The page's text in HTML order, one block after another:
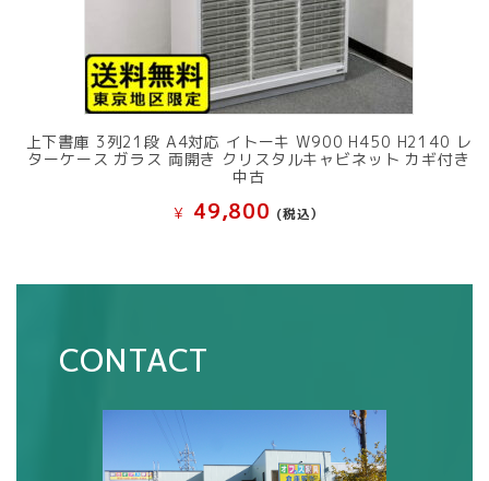
上下書庫 3列21段 A4対応 イトーキ W900 H450 H2140 レ
ターケース ガラス 両開き クリスタルキャビネット カギ付き
中古
¥ 49,800 (税込）
CONTACT